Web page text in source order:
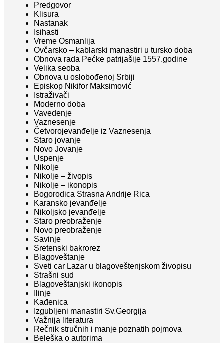
Predgovor
Klisura
Nastanak
Isihasti
Vreme Osmanlija
Ovčarsko – kablarski manastiri u tursko doba
Obnova rada Pećke patrijašije 1557.godine
Velika seoba
Obnova u oslobođenoj Srbiji
Episkop Nikifor Maksimović
Istraživači
Moderno doba
Vavedenje
Vaznesenje
Četvorojevanđelje iz Vaznesenja
Staro jovanje
Novo Jovanje
Uspenje
Nikolje
Nikolje – živopis
Nikolje – ikonopis
Bogorodica Strasna Andrije Rica
Karansko jevanđelje
Nikoljsko jevanđelje
Staro preobraženje
Novo preobraženje
Savinje
Sretenski bakrorez
Blagoveštanje
Sveti car Lazar u blagoveštenjskom živopisu
Strašni sud
Blagoveštanjski ikonopis
Ilinje
Kađenica
Izgubljeni manastiri Sv.Georgija
Važnija literatura
Rečnik stručnih i manje poznatih pojmova
Beleška o autorima